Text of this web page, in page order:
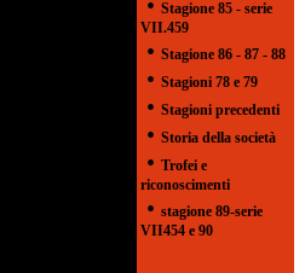
Stagione 85 - serie
VII.459
• Stagione 86 - 87 - 88
• Stagioni 78 e 79
• Stagioni precedenti
• Storia della società
• Trofei e
riconoscimenti
• stagione 89-serie
VII454 e 90